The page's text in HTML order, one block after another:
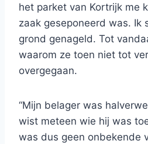
het parket van Kortrijk me
zaak geseponeerd was. Ik
grond genageld. Tot
waarom ze toen niet tot
overgegaan.
“Mijn belager was
wist meteen wie hij was
was dus geen onbekende